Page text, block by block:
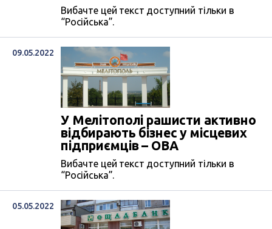
Вибачте цей текст доступний тільки в
“Російська”.
09.05.2022
У Мелітополі рашисти активно
відбирають бізнес у місцевих
підприємців – ОВА
Вибачте цей текст доступний тільки в
“Російська”.
05.05.2022